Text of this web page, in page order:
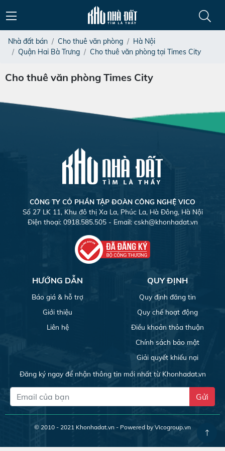
Nhà đất bán Cho thuê văn phòng
Hà Nội
Quận Hai Bà Trưng
Cho thuê văn phòng tại Times City
Cho thuê văn phòng Times City
CÔNG TY CỎ PHẦN TẬP ĐOÀN CÔNG NGHỆ VICO
Số 27 LK 11, Khu đô thị Xa La, Phúc La, Hà Đông, Hà Nội
Điện thoại: 0918.585.505 - Email: cskh@khonhadat.vn
HƯỚNG DẪN
Báo giá & hỗ trợ
Giới thiệu
Liên hệ
QUY ĐỊNH
Quy định đăng tin
Quy chế hoạt động
Điều khoản thỏa thuận
Chính sách bảo mật
Giải quyết khiếu nại
Đăng ký ngay để nhận thông tin mới nhất từ Khonhadat.vn
Gửi
© 2010 - 2021 Khonhadat.vn - Powered by Vicogroup.vn